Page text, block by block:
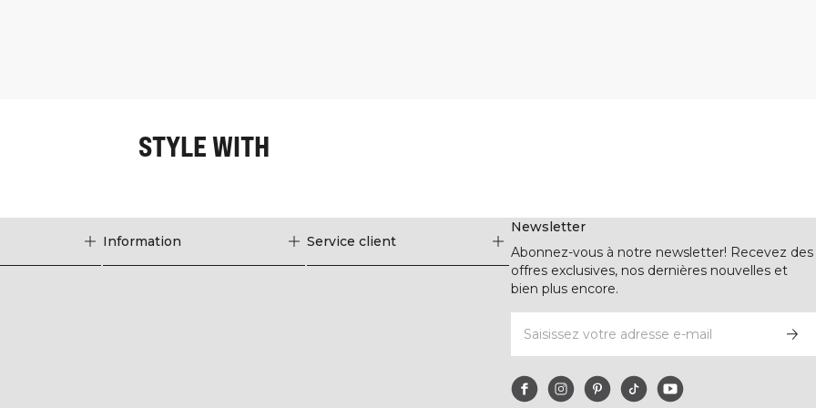
STYLE WITH
Information Service client
Newsletter
Abonnez-vous à notre newsletter! Recevez des
offres exclusives, nos dernières nouvelles et
bien plus encore.